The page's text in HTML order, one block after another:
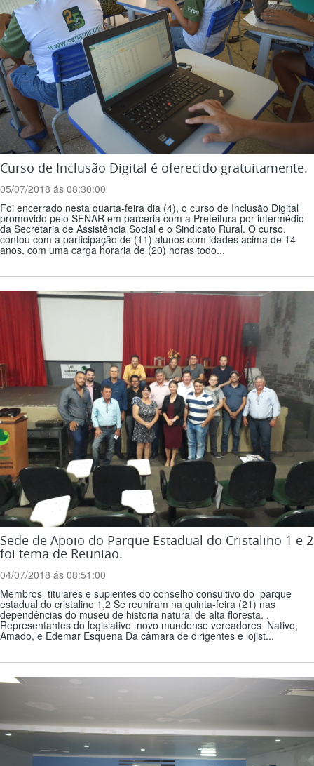
Curso de Inclusão Digital é oferecido gratuitamente.
05/07/2018 ás 08:30:00
Foi encerrado nesta quarta-feira dia (4), o curso de Inclusão Digital
promovido pelo SENAR em parceria com a Prefeitura por intermédio
da Secretaria de Assistência Social e o Sindicato Rural. O curso,
contou com a participação de (11) alunos com idades acima de 14
anos, com uma carga horaria de (20) horas todo...
Sede de Apoio do Parque Estadual do Cristalino 1 e 2
foi tema de Reuniao.
04/07/2018 ás 08:51:00
Membros titulares e suplentes do conselho consultivo do parque
estadual do cristalino 1,2 Se reuniram na quinta-feira (21) nas
dependências do museu de historia natural de alta floresta. .
Representantes do legislativo novo mundense vereadores Nativo,
Amado, e Edemar Esquena Da câmara de dirigentes e lojist...